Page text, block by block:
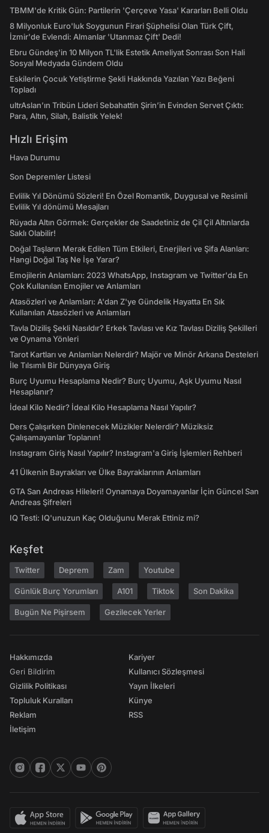
TBMM'de Kritik Gün: Partilerin 'Çerçeve Yasa' Kararları Belli Oldu
8 Milyonluk Euro'luk Soygunun Firari Şüphelisi Olan Türk Çift,
İzmir'de Evlendi: Almanlar 'Utanmaz Çift' Dedi!
Ebru Gündeş'in 10 Milyon TL'lik Estetik Ameliyat Sonrası Son Hali
Sosyal Medyada Gündem Oldu
Eskilerin Çocuk Yetiştirme Şekli Hakkında Yazılan Yazı Beğeni
Topladı
ultrAslan’ın Tribün Lideri Sebahattin Şirin’in Evinden Servet Çıktı:
Para, Altın, Silah, Balistik Yelek!
Hızlı Erişim
Hava Durumu
Son Depremler Listesi
Evlilik Yıl Dönümü Sözleri! En Özel Romantik, Duygusal ve Resimli
Evlilik Yıl dönümü Mesajları
Rüyada Altın Görmek: Gerçekler de Saadetiniz de Çil Çil Altınlarda
Saklı Olabilir!
Doğal Taşların Merak Edilen Tüm Etkileri, Enerjileri ve Şifa Alanları:
Hangi Doğal Taş Ne İşe Yarar?
Emojilerin Anlamları: 2023 WhatsApp, Instagram ve Twitter'da En
Çok Kullanılan Emojiler ve Anlamları
Atasözleri ve Anlamları: A'dan Z'ye Gündelik Hayatta En Sık
Kullanılan Atasözleri ve Anlamları
Tavla Diziliş Şekli Nasıldır? Erkek Tavlası ve Kız Tavlası Diziliş Şekilleri
ve Oynama Yönleri
Tarot Kartları ve Anlamları Nelerdir? Majör ve Minör Arkana Desteleri
İle Tılsımlı Bir Dünyaya Giriş
Burç Uyumu Hesaplama Nedir? Burç Uyumu, Aşk Uyumu Nasıl
Hesaplanır?
İdeal Kilo Nedir? İdeal Kilo Hesaplama Nasıl Yapılır?
Ders Çalışırken Dinlenecek Müzikler Nelerdir? Müziksiz
Çalışamayanlar Toplanın!
Instagram Giriş Nasıl Yapılır? Instagram'a Giriş İşlemleri Rehberi
41 Ülkenin Bayrakları ve Ülke Bayraklarının Anlamları
GTA San Andreas Hileleri! Oynamaya Doyamayanlar İçin Güncel San
Andreas Şifreleri
IQ Testi: IQ'unuzun Kaç Olduğunu Merak Ettiniz mi?
Keşfet
Twitter Deprem Zam Youtube
Günlük Burç Yorumları A101 Tiktok Son Dakika
Bugün Ne Pişirsem Gezilecek Yerler
Hakkımızda
Geri Bildirim
Gizlilik Politikası
Topluluk Kuralları
Reklam
İletişim
Kariyer
Kullanıcı Sözleşmesi
Yayın İlkeleri
Künye
RSS